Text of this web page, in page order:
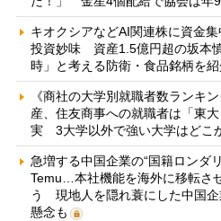
キオクシアなどAI関連株に資金
投資妙味 資産1.5億円超の坂本
時」と考える防衛・食品銘柄を
《商社の大学別就職者数ランキ
産、住友商事への就職者は「東
実 3大学以外で強い大学はどこ
急増する中国企業の“国籍ロンダ
Temu…本社機能を海外に移転さ
う 現地人を隠れ蓑にした中国
懸念も